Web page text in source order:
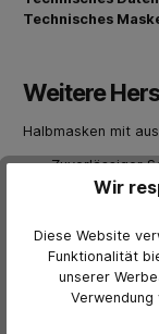
Technisches
Weitere
Halbmasken mit
Zuverlässiger
Einfache
Poster
Wir
Diese Website
Funktionalität
unserer